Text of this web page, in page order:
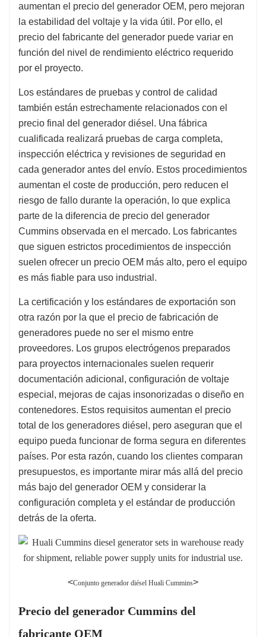
aumentan el precio del generador OEM, pero mejoran
la estabilidad del voltaje y la vida útil. Por ello, el
precio del fabricante del generador puede variar en
función del nivel de rendimiento eléctrico requerido
por el proyecto.
Los estándares de pruebas y control de calidad
también están estrechamente relacionados con el
precio final del generador diésel. Una fábrica
cualificada realizará pruebas de carga completa,
inspección eléctrica y revisiones de seguridad en
cada generador antes del envío. Estos procedimientos
aumentan el coste de producción, pero reducen el
riesgo de fallo durante la operación, lo que explica
parte de la diferencia de precio del generador
Cummins observada en el mercado. Los fabricantes
que siguen estrictos procedimientos de inspección
suelen ofrecer un precio OEM más alto, pero el equipo
es más fiable para uso industrial.
La certificación y los estándares de exportación son
otra razón por la que el precio de fabricación de
generadores puede no ser el mismo entre
proveedores. Los grupos electrógenos preparados
para proyectos internacionales suelen requerir
documentación adicional, configuración de voltaje
especial, mejoras de cajas insonorizadas o diseño en
contenedores. Estos requisitos aumentan el precio
total de los generadores diésel, pero aseguran que el
equipo pueda funcionar de forma segura en diferentes
países. Por esta razón, cuando los clientes comparan
presupuestos, es importante mirar más allá del precio
más bajo del generador OEM y considerar la
configuración completa y el estándar de producción
detrás de la oferta.
<Conjunto generador diésel Huali Cummins>
Precio del generador Cummins del
fabricante OEM